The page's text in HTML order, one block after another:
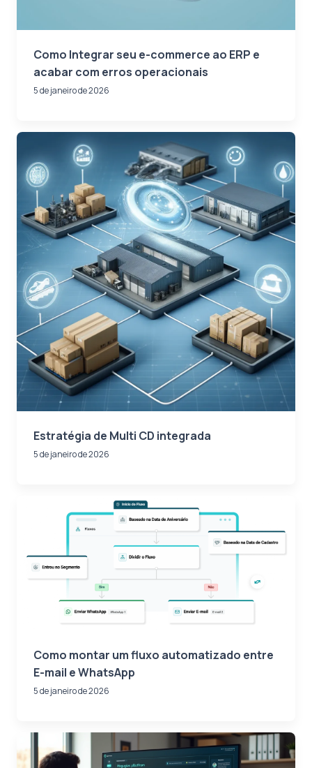
Como Integrar seu e-commerce ao ERP e
acabar com erros operacionais
5 de janeiro de 2026
Estratégia de Multi CD integrada
5 de janeiro de 2026
Como montar um fluxo automatizado entre
E-mail e WhatsApp
5 de janeiro de 2026